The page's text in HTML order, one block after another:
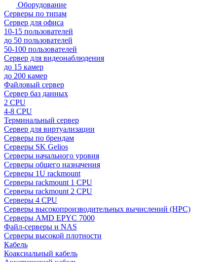
Оборудование
Серверы по типам
Сервер для офиса
10-15 пользователей
до 50 пользователей
50-100 пользователей
Сервер для видеонаблюдения
до 15 камер
до 200 камер
Файловый сервер
Сервер баз данных
2 CPU
4-8 CPU
Терминальный сервер
Сервер для виртуализации
Серверы по брендам
Серверы SK Gelios
Серверы начального уровня
Серверы общего назначения
Серверы 1U rackmount
Серверы rackmount 1 CPU
Серверы rackmount 2 CPU
Серверы 4 CPU
Серверы высокопроизводительных вычислений (HPC)
Серверы AMD EPYC 7000
Файл-серверы и NAS
Серверы высокой плотности
Кабель
Коаксиальный кабель